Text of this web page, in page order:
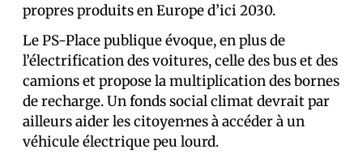
propres produits en Europe d’ici 2030.
Le PS-Place publique évoque, en plus de
l’électrification des voitures, celle des bus et des
camions et propose la multiplication des bornes
de recharge. Un fonds social climat devrait par
ailleurs aider les citoyen·nes à accéder à un
véhicule électrique peu lourd.